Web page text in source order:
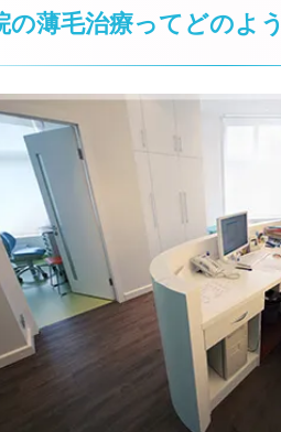
の薄毛治療ってどのよ